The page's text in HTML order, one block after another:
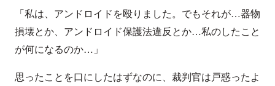
「私は、アンドロイドを殴りました。でもそれが…器物
損壊とか、アンドロイド保護法違反とか…私のしたこと
が何になるのか…」
思ったことを口にしたはずなのに、裁判官は戸惑ったよ